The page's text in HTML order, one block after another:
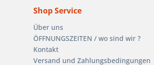
Shop Service
Über uns
ÖFFNUNGSZEITEN / wo sind wir ?
Kontakt
Versand und Zahlungsbedingungen